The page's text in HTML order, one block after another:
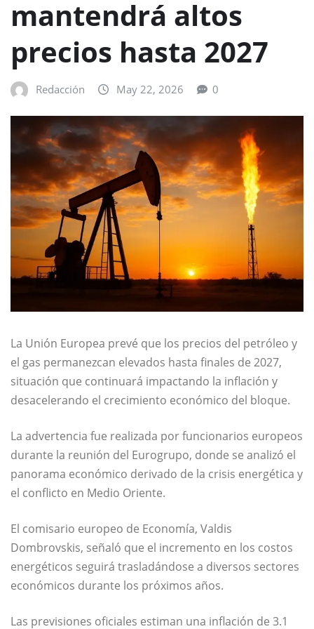
mantendrá altos
precios hasta 2027
Redacción May 22, 2026 0
La Unión Europea prevé que los precios del petróleo y
el gas permanezcan elevados hasta finales de 2027,
situación que continuará impactando la inflación y
desacelerando el crecimiento económico del bloque.
La advertencia fue realizada por funcionarios europeos
durante la reunión del Eurogrupo, donde se analizó el
panorama económico derivado de la crisis energética y
el conflicto en Medio Oriente.
El comisario europeo de Economía, Valdis
Dombrovskis, señaló que el incremento en los costos
energéticos seguirá trasladándose a diversos sectores
económicos durante los próximos años.
Las previsiones oficiales estiman una inflación de 3.1